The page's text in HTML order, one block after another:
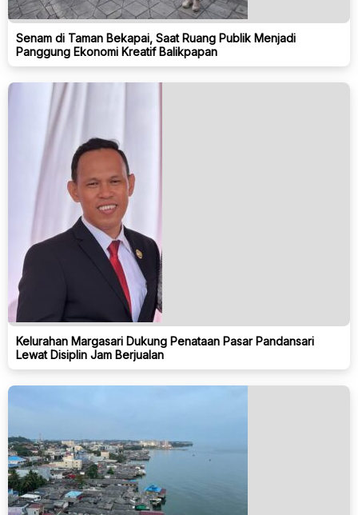
Senam di Taman Bekapai, Saat Ruang Publik Menjadi
Panggung Ekonomi Kreatif Balikpapan
Kelurahan Margasari Dukung Penataan Pasar Pandansari
Lewat Disiplin Jam Berjualan